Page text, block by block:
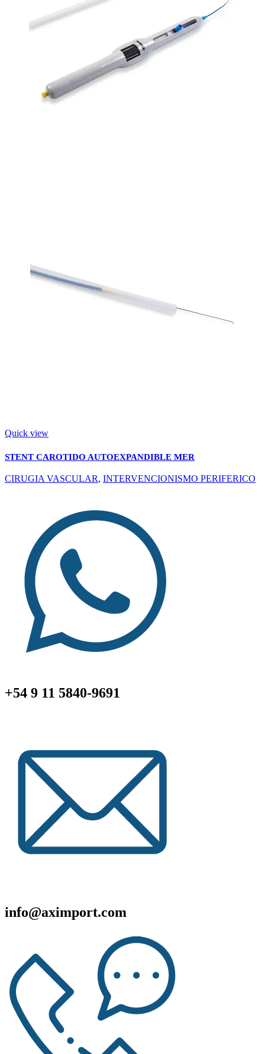
Quick view
STENT CAROTIDO AUTOEXPANDIBLE MER
CIRUGIA VASCULAR, INTERVENCIONISMO PERIFERICO
+54 9 11 5840-9691
info@aximport.com